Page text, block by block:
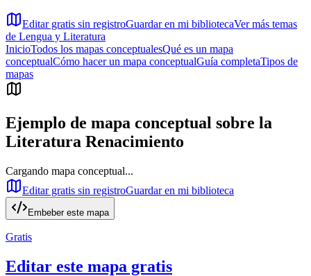
Editar gratis sin registroGuardar en mi bibliotecaVer más temas
de Lengua y Literatura
InicioTodos los mapas conceptualesQué es un mapa
conceptualCómo hacer un mapa conceptualGuía completaTipos de
mapas
Ejemplo de mapa conceptual sobre la
Literatura Renacimiento
Cargando mapa conceptual...
Editar gratis sin registroGuardar en mi biblioteca
Embeber este mapa
Gratis
Editar este mapa gratis